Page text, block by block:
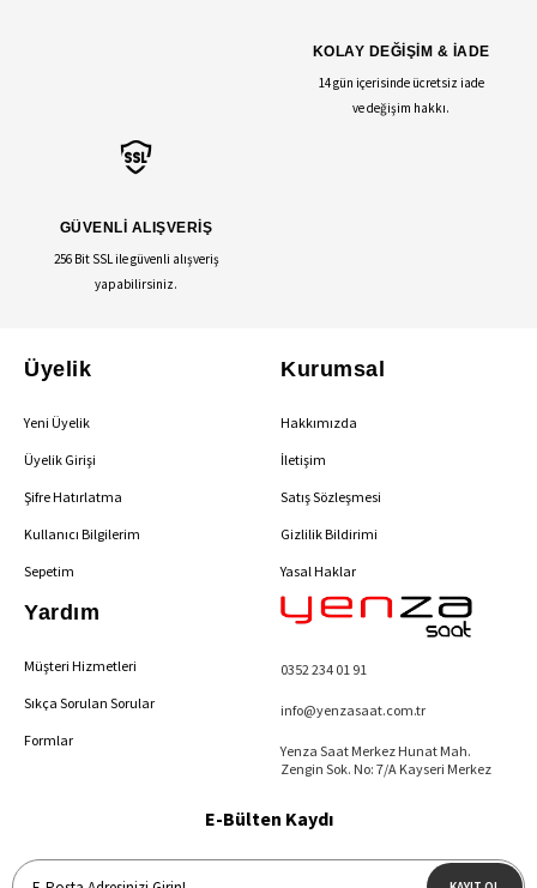
KOLAY DEĞİŞİM & İADE
14 gün içerisinde ücretsiz iade
ve değişim hakkı.
GÜVENLİ ALIŞVERİŞ
256 Bit SSL ile güvenli alışveriş
yapabilirsiniz.
Üyelik
Yeni Üyelik
Üyelik Girişi
Şifre Hatırlatma
Kullanıcı Bilgilerim
Sepetim
Kurumsal
Hakkımızda
İletişim
Satış Sözleşmesi
Gizlilik Bildirimi
Yasal Haklar
Yardım
Müşteri Hizmetleri
Sıkça Sorulan Sorular
Formlar
0352 234 01 91
info@yenzasaat.com.tr
Yenza Saat Merkez Hunat Mah.
Zengin Sok. No: 7/A Kayseri Merkez
E-Bülten Kaydı